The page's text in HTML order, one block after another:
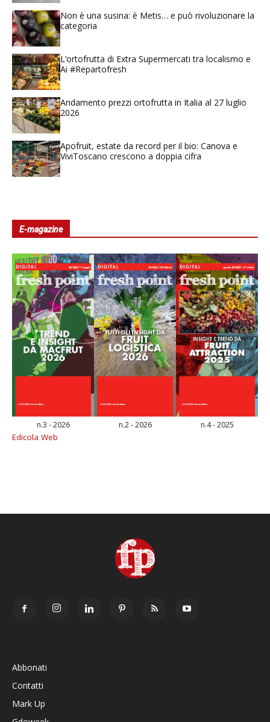
Non è una susina: è Metis… e può rivoluzionare la
categoria
L’ortofrutta di Extra Supermercati tra localismo e
Ai #Repartofresh
Andamento prezzi ortofrutta in Italia al 27 luglio
2026
Apofruit, estate da record per il bio: Canova e
ViviToscano crescono a doppia cifra
E-magazine
n.3 - 2026 n.2 - 2026 n.4 - 2025
Edicola Web
Abbonati
Contatti
Mark Up